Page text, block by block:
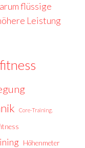
flüssige
Leistung
Core-Training.
Höhenmeter